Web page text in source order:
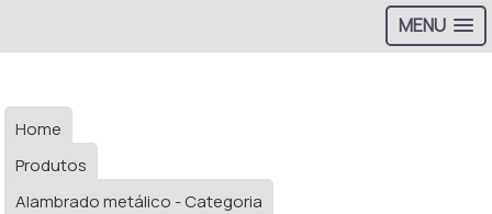
MENU
Home
Produtos
Alambrado metálico - Categoria